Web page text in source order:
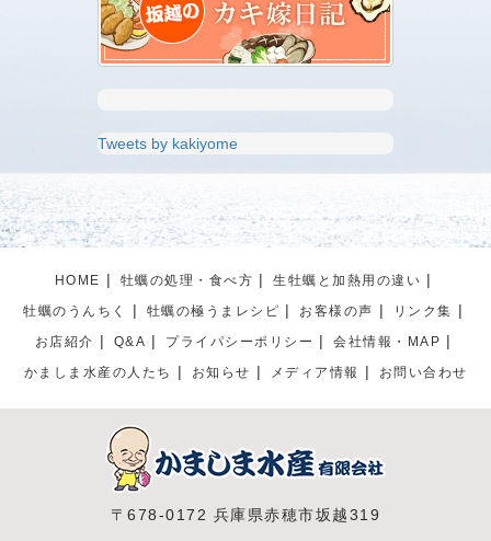
Tweets by kakiyome
HOME 牡蠣の処理・食べ方
生牡蠣と加熱用の違い
牡蠣のうんちく
牡蠣の極うまレシピ お客様の声
リンク集
お店紹介
Q&A プライパシーポリシー
会社情報・MAP
かましま水産の人たち
お知らせ メディア情報 お問い合わせ
〒678-0172 兵庫県赤穂市坂越319